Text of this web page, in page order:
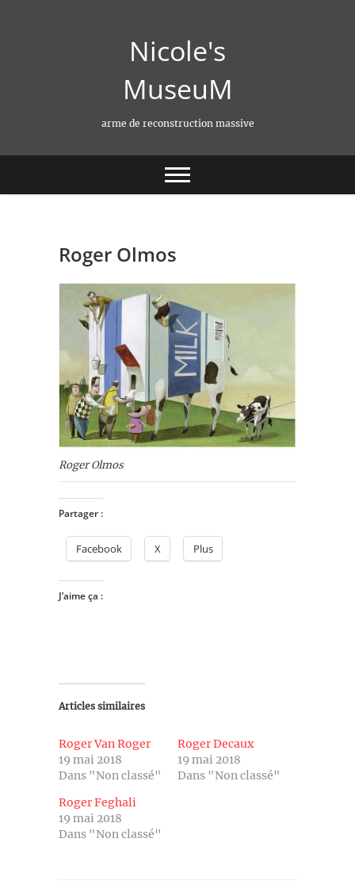
Nicole's
MuseuM
arme de reconstruction massive
Roger Olmos
Roger Olmos
Partager :
Facebook X Plus
J’aime ça :
Articles similaires
Roger Van Roger
19 mai 2018
Dans "Non classé"
Roger Decaux
19 mai 2018
Dans "Non classé"
Roger Feghali
19 mai 2018
Dans "Non classé"